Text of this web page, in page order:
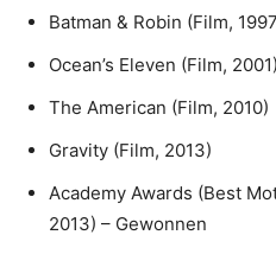
Batman & Robin (Film,
Ocean’s Eleven (Film, 2001)
The American (Film, 2010)
Gravity (Film, 2013)
Academy Awards (Best
2013) – Gewonnen